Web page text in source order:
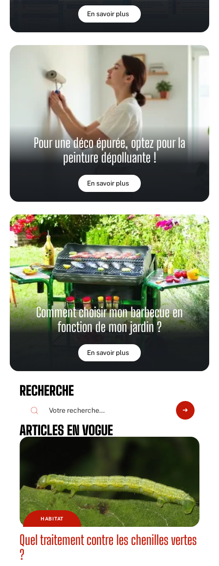
En savoir plus
Pour une déco épurée, optez pour la
peinture dépolluante !
En savoir plus
Comment choisir mon barbecue en
fonction de mon jardin ?
En savoir plus
RECHERCHE
ARTICLES EN VOGUE
HABITAT
Quel traitement contre les chenilles vertes
?